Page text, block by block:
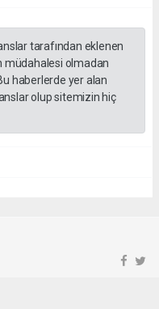
tarafından eklenen
müdahalesi olmadan
haberlerde yer alan
olup sitemizin hiç